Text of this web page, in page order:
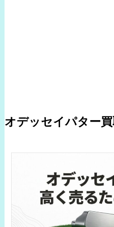
オデッセイパター